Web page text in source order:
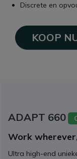
Discrete en
KOOP
ADAPT 660
Work
Ultra high-end